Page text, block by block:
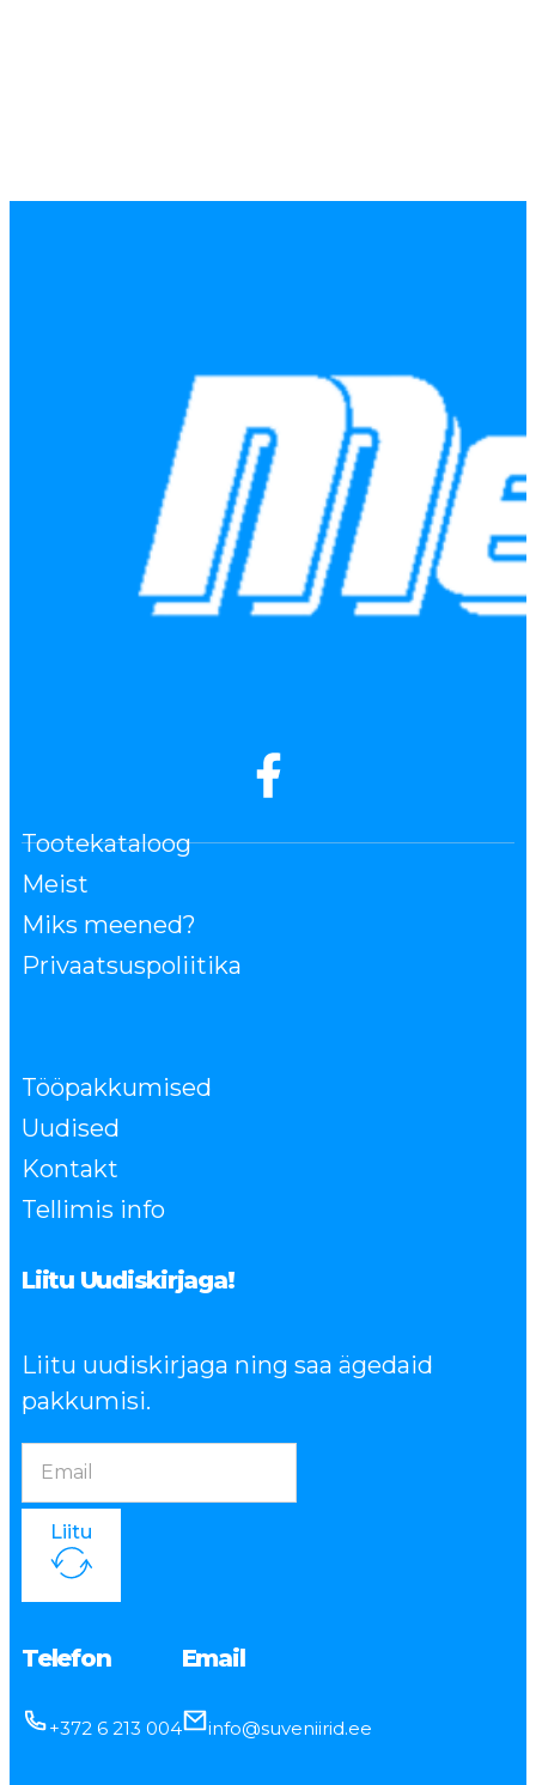
Tootekataloog
Meist
Miks meened?
Privaatsuspoliitika
Tööpakkumised
Uudised
Kontakt
Tellimis info
Liitu Uudiskirjaga!
Liitu uudiskirjaga ning saa ägedaid
pakkumisi.
Liitu
Telefon
+372 6 213 004
Email
info@suveniirid.ee